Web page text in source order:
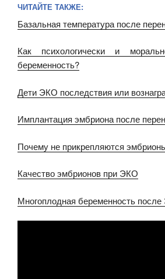
ЧИТАЙТЕ ТАКЖЕ:
Базальная температура после
Как психологически и
беременность?
Дети ЭКО последствия или
Имплантация эмбриона после
Почему не прикрепляются
Качество эмбрионов при ЭКО
Многоплодная беременность